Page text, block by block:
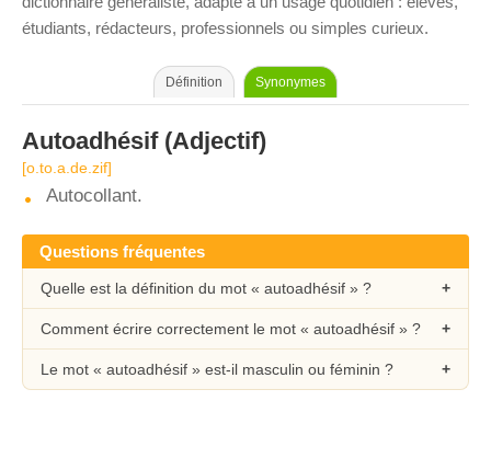
étudiants, rédacteurs, professionnels ou simples curieux.
Définition Synonymes
Autoadhésif(Adjectif)
[o.to.a.de.zif]
Autocollant.
Questions fréquentes
Quelle est la définition du mot « autoadhésif » ?
Comment écrire correctement le mot « autoadhésif » ?
Le mot « autoadhésif » est-il masculin ou féminin ?